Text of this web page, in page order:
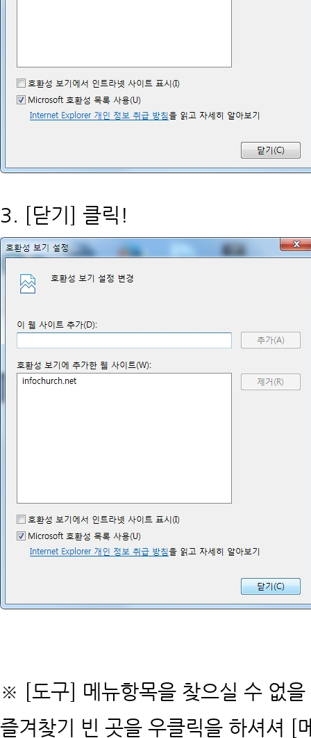
3. [닫기] 클릭!
※ [도구] 메뉴항목을 찾으실 수 없을
즐겨찾기 빈 곳을 우클릭을 하셔셔 [